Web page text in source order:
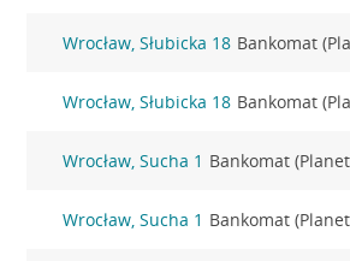
Wrocław, Słubicka 18 Bankomat
Wrocław, Słubicka 18 Bankomat
Wrocław, Sucha 1 Bankomat
Wrocław, Sucha 1 Bankomat